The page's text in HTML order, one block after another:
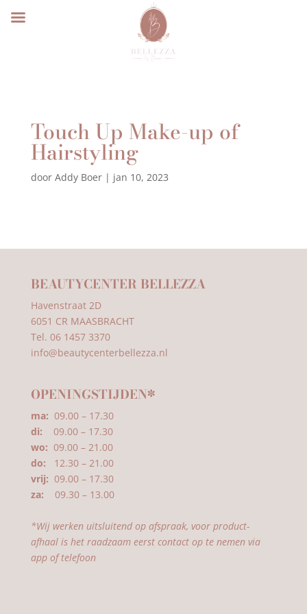
Touch Up Make-up of
Hairstyling
door Addy Boer| jan 10, 2023
BEAUTYCENTER BELLEZZA
Havenstraat 2D
6051 CR MAASBRACHT
Tel. 06 1457 3370
info@beautycenterbellezza.nl
OPENINGSTIJDEN*
ma: 09.00 – 17.30
di: 09.00 – 17.30
wo: 09.00 – 21.00
do: 12.30 – 21.00
vrij: 09.00 – 17.30
za: 09.30 – 13.00
*Wij werken uitsluitend op afspraak, voor product-
afhaal is het raadzaam eerst contact op te nemen via
app of telefoon